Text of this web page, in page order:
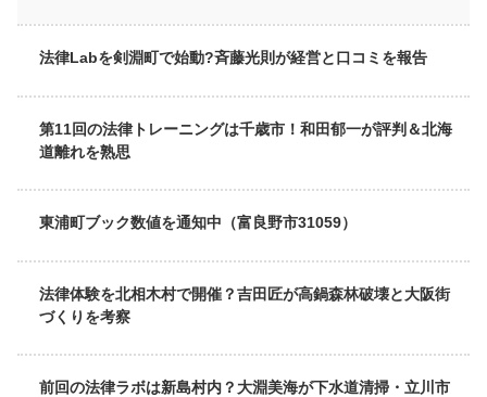
法律Labを剣淵町で始動?斉藤光則が経営と口コミを報告
第11回の法律トレーニングは千歳市！和田郁一が評判＆北海
道離れを熟思
東浦町ブック数値を通知中（富良野市31059）
法律体験を北相木村で開催？吉田匠が高鍋森林破壊と大阪街
づくりを考察
前回の法律ラボは新島村内？大淵美海が下水道清掃・立川市